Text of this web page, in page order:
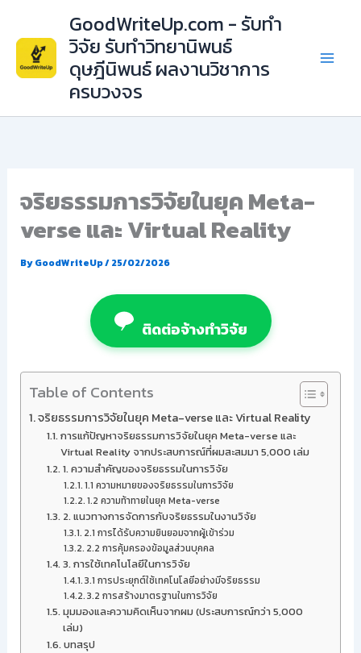
content
GoodWriteUp.com - รับทำ
วิจัย รับทำวิทยานิพนธ์
ดุษฎีนิพนธ์ ผลงานวิชาการ
ครบวงจร
จริยธรรมการวิจัยในยุค Meta-
verse และ Virtual Reality
ByGoodWriteUp/25/02/2026
ติดต่อจ้างทำวิจัย
Table of Contents
จริยธรรมการวิจัยในยุค Meta-verse และ Virtual Reality
การแก้ปัญหาจริยธรรมการวิจัยในยุค Meta-verse และ
Virtual Reality จากประสบการณ์ที่ผมสะสมมา 5,000 เล่ม
1. ความสำคัญของจริยธรรมในการวิจัย
1.1 ความหมายของจริยธรรมในการวิจัย
1.2 ความท้าทายในยุค Meta-verse
2. แนวทางการจัดการกับจริยธรรมในงานวิจัย
2.1 การได้รับความยินยอมจากผู้เข้าร่วม
2.2 การคุ้มครองข้อมูลส่วนบุคคล
3. การใช้เทคโนโลยีในการวิจัย
3.1 การประยุกต์ใช้เทคโนโลยีอย่างมีจริยธรรม
3.2 การสร้างมาตรฐานในการวิจัย
มุมมองและความคิดเห็นจากผม (ประสบการณ์กว่า 5,000
เล่ม)
บทสรุป